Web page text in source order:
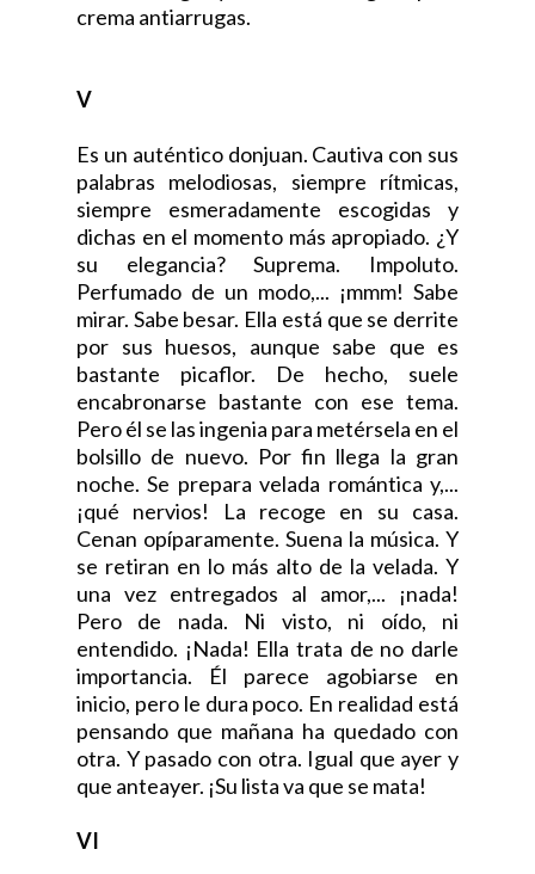
crema antiarrugas.
V
Es un auténtico donjuan. Cautiva con sus
palabras melodiosas, siempre rítmicas,
siempre esmeradamente escogidas y
dichas en el momento más apropiado. ¿Y
su elegancia? Suprema. Impoluto.
Perfumado de un modo,... ¡mmm! Sabe
mirar. Sabe besar. Ella está que se derrite
por sus huesos, aunque sabe que es
bastante picaflor. De hecho, suele
encabronarse bastante con ese tema.
Pero él se las ingenia para metérsela en el
bolsillo de nuevo. Por fin llega la gran
noche. Se prepara velada romántica y,...
¡qué nervios! La recoge en su casa.
Cenan opíparamente. Suena la música. Y
se retiran en lo más alto de la velada. Y
una vez entregados al amor,... ¡nada!
Pero de nada. Ni visto, ni oído, ni
entendido. ¡Nada! Ella trata de no darle
importancia. Él parece agobiarse en
inicio, pero le dura poco. En realidad está
pensando que mañana ha quedado con
otra. Y pasado con otra. Igual que ayer y
que anteayer. ¡Su lista va que se mata!
VI